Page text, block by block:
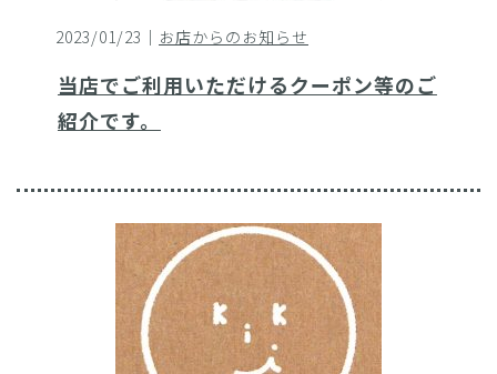
2023/01/23｜ お店からのお知らせ
当店でご利用いただけるクーポン等のご
紹介です。